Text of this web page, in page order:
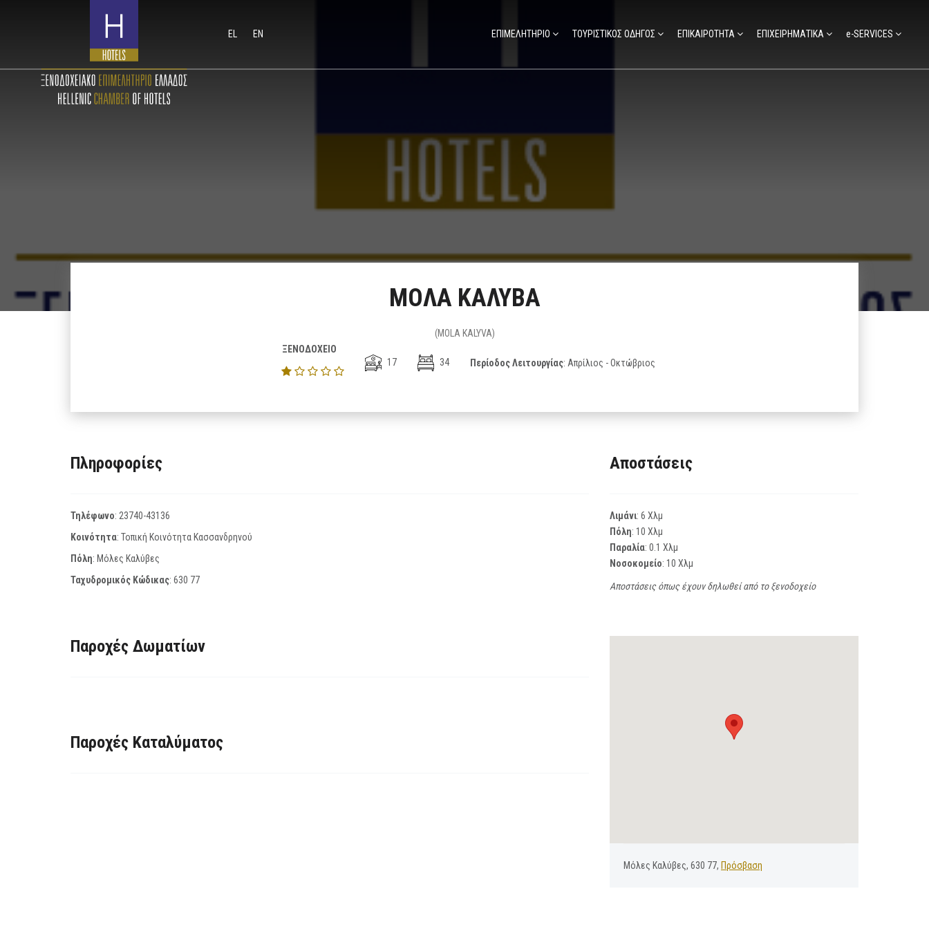
EL EN ΕΠΙΜΕΛΗΤΗΡΙΟ ΤΟΥΡΙΣΤΙΚΟΣ ΟΔΗΓΟΣ ΕΠΙΚΑΙΡΟΤΗΤΑ ΕΠΙΧΕΙΡΗΜΑΤΙΚΑ e-SERVICES
ΜΟΛΑ ΚΑΛΥΒΑ
(MOLA KALYVA)
ΞΕΝΟΔΟΧΕΙΟ
17
34 Περίοδος Λειτουργίας: Απρίλιος - Οκτώβριος
Πληροφορίες
Τηλέφωνο: 23740-43136
Κοινότητα: Τοπική Κοινότητα Κασσανδρηνού
Πόλη: Μόλες Καλύβες
Ταχυδρομικός Κώδικας: 630 77
Παροχές Δωματίων
Παροχές Καταλύματος
Αποστάσεις
Λιμάνι: 6 Χλμ
Πόλη: 10 Χλμ
Παραλία: 0.1 Χλμ
Νοσοκομείο: 10 Χλμ
Αποστάσεις όπως έχουν δηλωθεί από το ξενοδοχείο
Μόλες Καλύβες, 630 77, Πρόσβαση